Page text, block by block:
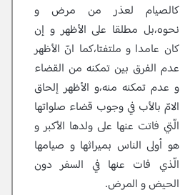
كالصيام لعذر من مرض و
نحوه،بل مطلقا على الأظهر و إن
كان عامدا و ملتفتا،كما انّ الأظهر
عدم الفرق بين تمكنه من القضاء
و عدم تمكنه منه،و الأظهر إلحاق
الامّ بالأب في وجوب قضاء صلواتها
الّتي فاتت عنها على ولدها الأكبر و
هو أولى الناس بميراثها و صيامها
الّذي فات عنها في السفر دون
الحيض و المرض.